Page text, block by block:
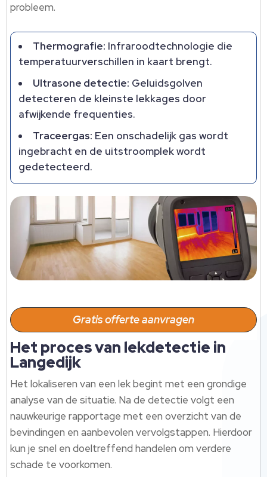
probleem.
Thermografie: Infraroodtechnologie die
temperatuurverschillen in kaart brengt.
Ultrasone detectie: Geluidsgolven
detecteren de kleinste lekkages door
afwijkende frequenties.
Traceergas: Een onschadelijk gas wordt
ingebracht en de uitstroomplek wordt
gedetecteerd.
Gratis offerte aanvragen
Het proces van lekdetectie in
Langedijk
Het lokaliseren van een lek begint met een grondige
analyse van de situatie. Na de detectie volgt een
nauwkeurige rapportage met een overzicht van de
bevindingen en aanbevolen vervolgstappen. Hierdoor
kun je snel en doeltreffend handelen om verdere
schade te voorkomen.